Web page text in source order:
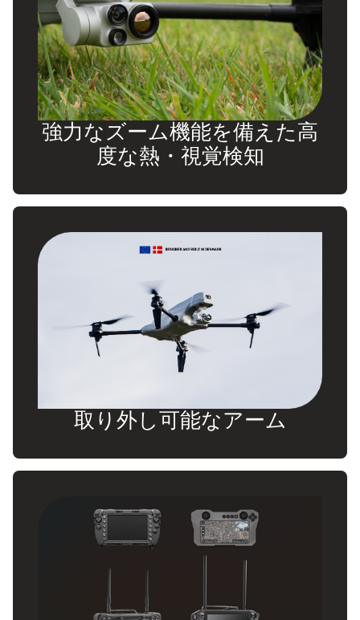
強力なズーム機能を備えた高
度な熱・視覚検知
取り外し可能なアーム